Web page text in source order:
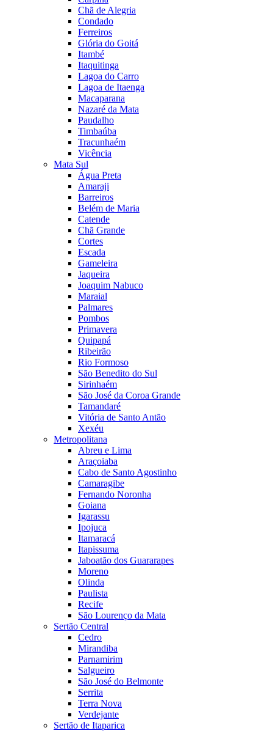
Chã de Alegria
Condado
Ferreiros
Glória do Goitá
Itambé
Itaquitinga
Lagoa do Carro
Lagoa de Itaenga
Macaparana
Nazaré da Mata
Paudalho
Timbaúba
Tracunhaém
Vicência
Mata Sul
Água Preta
Amaraji
Barreiros
Belém de Maria
Catende
Chã Grande
Cortes
Escada
Gameleira
Jaqueira
Joaquim Nabuco
Maraial
Palmares
Pombos
Primavera
Quipapá
Ribeirão
Rio Formoso
São Benedito do Sul
Sirinhaém
São José da Coroa Grande
Tamandaré
Vitória de Santo Antão
Xexéu
Metropolitana
Abreu e Lima
Araçoiaba
Cabo de Santo Agostinho
Camaragibe
Fernando Noronha
Goiana
Igarassu
Ipojuca
Itamaracá
Itapissuma
Jaboatão dos Guararapes
Moreno
Olinda
Paulista
Recife
São Lourenço da Mata
Sertão Central
Cedro
Mirandiba
Parnamirim
Salgueiro
São José do Belmonte
Serrita
Terra Nova
Verdejante
Sertão de Itaparica